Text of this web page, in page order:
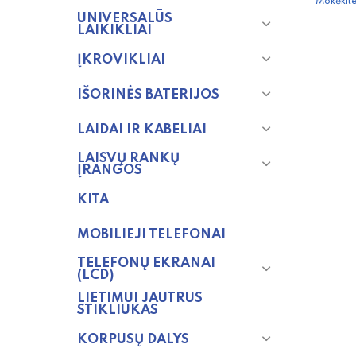
UNIVERSALŪS
LAIKIKLIAI
ĮKROVIKLIAI
IŠORINĖS BATERIJOS
LAIDAI IR KABELIAI
LAISVŲ RANKŲ
ĮRANGOS
KITA
MOBILIEJI TELEFONAI
TELEFONŲ EKRANAI
(LCD)
LIETIMUI JAUTRUS
STIKLIUKAS
KORPUSŲ DALYS